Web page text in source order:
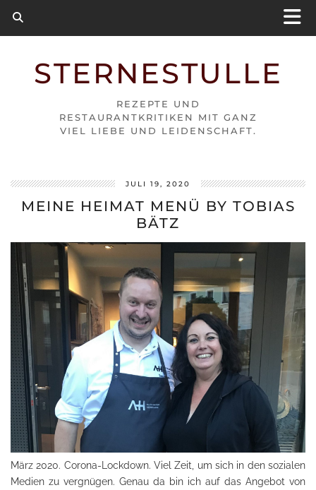
STERNESTULLE
REZEPTE UND
RESTAURANTKRITIKEN MIT GANZ
VIEL LIEBE UND LEIDENSCHAFT.
JULI 19, 2020
MEINE HEIMAT MENÜ BY TOBIAS
BÄTZ
März 2020. Corona-Lockdown. Viel Zeit, um sich in den sozialen
Medien zu vergnügen. Genau da bin ich auf das Angebot von